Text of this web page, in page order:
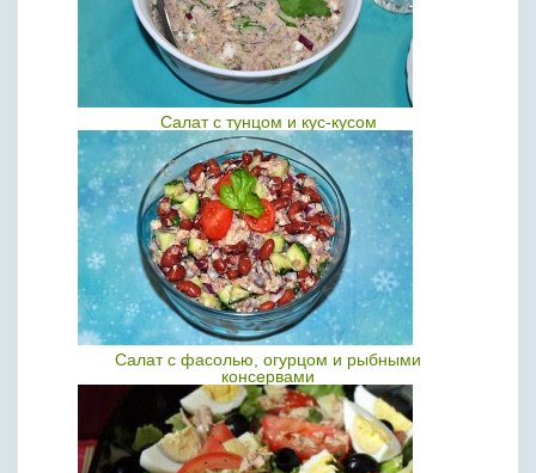
Салат с тунцом и кус-кусом
Салат с фасолью, огурцом и рыбными
консервами